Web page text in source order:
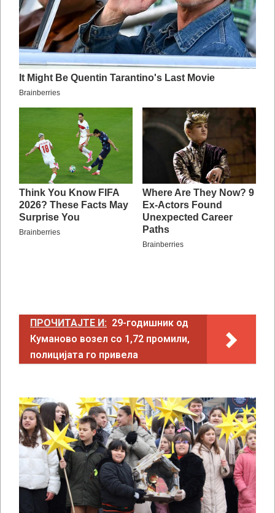
ПРОЧИТАЈТЕ И: 29-годишник од
Куманово возел со 1,72 промили,
полицијата го привела